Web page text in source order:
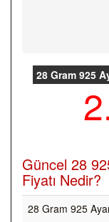
28 Gram 925
Güncel 28
Fiyatı Nedir?
28 Gram 925